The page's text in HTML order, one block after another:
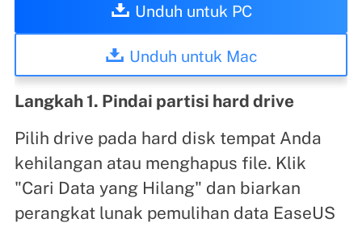
Unduh untuk PC
Unduh untuk Mac
Langkah 1. Pindai partisi hard drive
Pilih drive pada hard disk tempat Anda
kehilangan atau menghapus file. Klik
"Cari Data yang Hilang" dan biarkan
perangkat lunak pemulihan data EaseUS